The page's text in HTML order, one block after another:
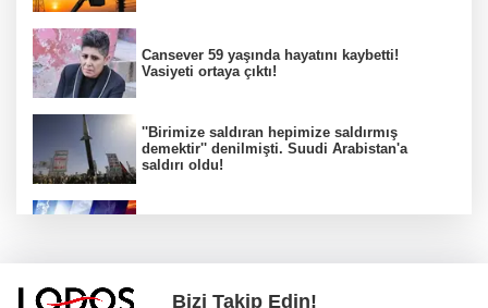
Cansever 59 yaşında hayatını kaybetti!
Vasiyeti ortaya çıktı!
''Birimize saldıran hepimize saldırmış
demektir'' denilmişti. Suudi Arabistan'a
saldırı oldu!
Bizi Takip Edin!